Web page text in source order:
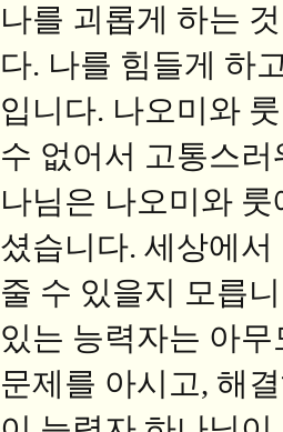
나를 괴롭게 하는
다. 나를 힘들게 하
입니다. 나오미와
수 없어서 고통스
나님은 나오미와
셨습니다. 세상에
줄 수 있을지 모릅
있는 능력자는 아
문제를 아시고, 해